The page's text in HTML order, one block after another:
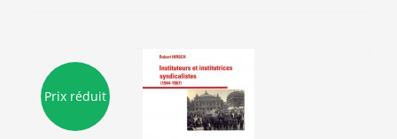
Prix réduit